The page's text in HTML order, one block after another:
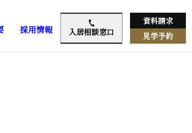
採用情報 入居相談窓口
資料請求
見学予約